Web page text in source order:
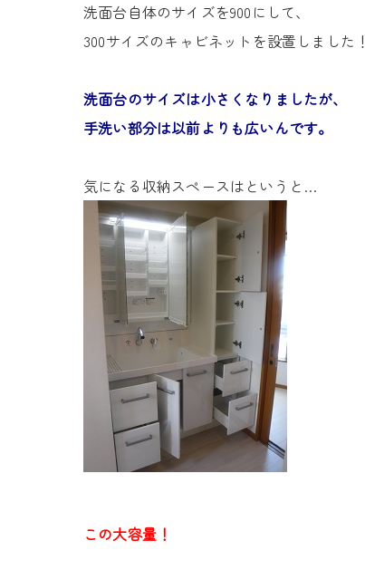
洗面台自体のサイズを900にして、
300サイズのキャビネットを設置しました！
洗面台のサイズは小さくなりましたが、
手洗い部分は以前よりも広いんです。
気になる収納スペースはというと…
この大容量！